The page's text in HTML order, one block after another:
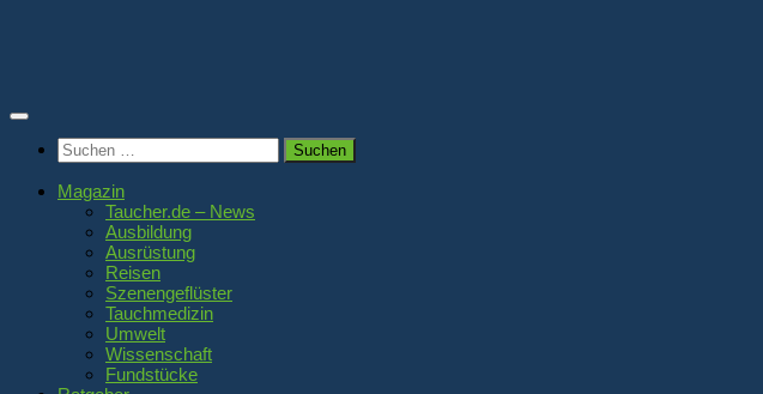
Suchen
nach:
Magazin
Taucher.de – News
Ausbildung
Ausrüstung
Reisen
Szenengeflüster
Tauchmedizin
Umwelt
Wissenschaft
Fundstücke